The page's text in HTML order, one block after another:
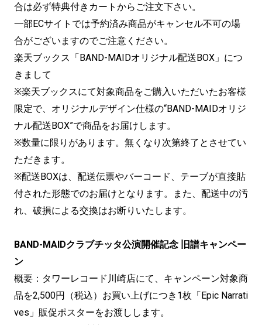
合は必ず特典付きカートからご注文下さい。
一部ECサイトでは予約済み商品がキャンセル不可の場
合がございますのでご注意ください。
楽天ブックス「BAND-MAIDオリジナル配送BOX」につ
きまして
※楽天ブックスにて対象商品をご購入いただいたお客様
限定で、オリジナルデザイン仕様の“BAND-MAIDオリジ
ナル配送BOX”で商品をお届けします。
※数量に限りがあります。無くなり次第終了とさせてい
ただきます。
※配送BOXは、配送伝票やバーコード、テーブが直接貼
付された形態でのお届けとなります。また、配送中の汚
れ、破損による交換はお断りいたします。
BAND-MAIDクラブチッタ公演開催記念 旧譜キャンペー
ン
概要：タワーレコード川崎店にて、キャンペーン対象商
品を2,500円（税込）お買い上げにつき1枚「Epic Narrati
ves」販促ポスターをお渡しします。